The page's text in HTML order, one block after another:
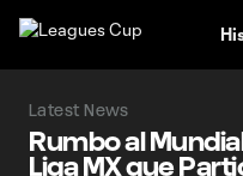
Latest News
Rumbo al
Liga MX que